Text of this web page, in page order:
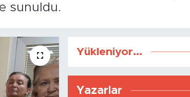
sunuldu.
Yükleniyor...
Yazarlar